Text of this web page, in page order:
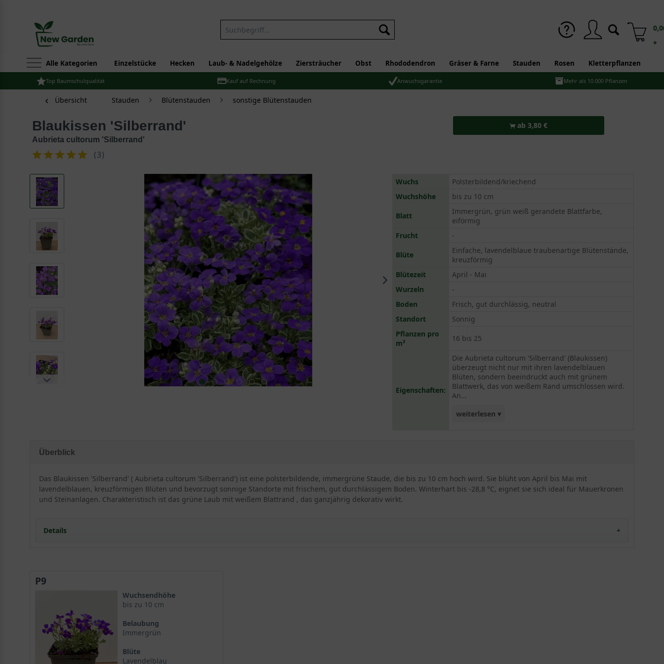
*
Alle Kategorien Einzelstücke Hecken Laub- & Nadelgehölze Ziersträucher Obst Rhododendron Gräser & Farne Stauden Rosen Kletterpflanzen
Top Baumschulqualität Kauf auf Rechnung Anwuchsgarantie Mehr als 10.000 Pflanzen
Übersicht Stauden Blütenstauden sonstige Blütenstauden
Blaukissen 'Silberrand'
Aubrieta cultorum 'Silberrand'
(3)
ab 3,80 €
Wuchs
Polsterbildend/kriechend
Wuchshöhe
bis zu 10 cm
Blatt
Immergrün, grün weiß gerandete Blattfarbe,
eiförmig
Frucht
-
Blüte
Einfache, lavendelblaue traubenartige Blütenstände,
kreuzförmig
Blütezeit
April - Mai
Wurzeln
-
Boden
Frisch, gut durchlässig, neutral
Standort
Sonnig
Pflanzen pro
m²
16 bis 25
Eigenschaften:
Die Aubrieta cultorum 'Silberrand' (Blaukissen)
überzeugt nicht nur mit ihren lavendelblauen
Blüten, sondern beeindruckt auch mit grünem
Blattwerk, das von weißem Rand umschlossen wird.
An...
weiterlesen ▾
bis 5) Pflanzen und mit 16 - 25 Stück auf den
Quadratmeter im Abstand von 15 - 20 cm, tritt die
Aubrieta cultorum 'Silberrand' besonders
Überblick
Das Blaukissen 'Silberrand' ( Aubrieta cultorum 'Silberrand') ist eine polsterbildende, immergrüne Staude, die bis zu 10 cm hoch wird. Sie blüht von April bis Mai mit
lavendelblauen, kreuzförmigen Blüten und bevorzugt sonnige Standorte mit frischem, gut durchlässigem Boden. Winterhart bis -28,8 °C, eignet sie sich ideal für Mauerkronen
und Steinanlagen. Charakteristisch ist das grüne Laub mit weißem Blattrand , das ganzjährig dekorativ wirkt.
Details
Standort und Boden
Bodenansprüche der Aubrieta cultorum 'Silberrand'
Blüte und Blattwerk des Blaukissens
Blütenfarbe, Blütenform und Blättermuster
Laubcharakter und Winteraspekt
Verwendung im Garten
Steingärten, Felsanlagen und Trockenmauern
P9
Wuchsendhöhe
bis zu 10 cm
Belaubung
Immergrün
Blüte
Lavendelblau